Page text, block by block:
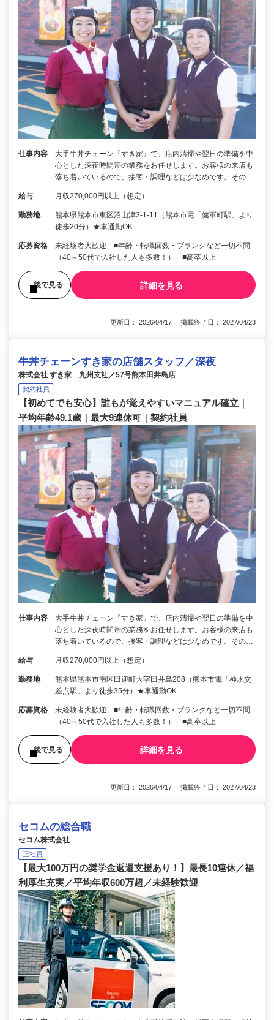
仕事内容
大手牛丼チェーン『すき家』で、店内清掃や翌日の準備を中
心とした深夜時間帯の業務をお任せします。お客様の来店も
落ち着いているので、接客・調理などは少なめです。その…
給与 月収270,000円以上（想定）
勤務地
熊本県熊本市東区沼山津3-1-11（熊本市電「健軍町駅」より
徒歩20分）★車通勤OK
応募資格
未経験者大歓迎 ■年齢・転職回数・ブランクなど一切不問
（40～50代で入社した人も多数！） ■高卒以上
後で見る 詳細を見る
更新日： 2026/04/17 掲載終了日： 2027/04/23
牛丼チェーンすき家の店舗スタッフ／深夜
株式会社 すき家 九州支社／57号熊本田井島店
契約社員
【初めてでも安心】誰もが覚えやすいマニュアル確立｜
平均年齢49.1歳｜最大9連休可｜契約社員
仕事内容
大手牛丼チェーン『すき家』で、店内清掃や翌日の準備を中
心とした深夜時間帯の業務をお任せします。お客様の来店も
落ち着いているので、接客・調理などは少なめです。その…
給与 月収270,000円以上（想定）
勤務地
熊本県熊本市南区田迎町大字田井島208（熊本市電「神水交
差点駅」より徒歩35分）★車通勤OK
応募資格
未経験者大歓迎 ■年齢・転職回数・ブランクなど一切不問
（40～50代で入社した人も多数！） ■高卒以上
後で見る 詳細を見る
更新日： 2026/04/17 掲載終了日： 2027/04/23
セコムの総合職
セコム株式会社
正社員
【最大100万円の奨学金返還支援あり！】最長10連休／福
利厚生充実／平均年収600万超／未経験歓迎